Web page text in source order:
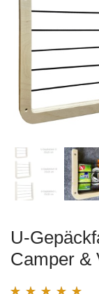
U-
Camper &